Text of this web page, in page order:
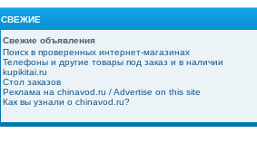
СВЕЖИЕ
Свежие объявления
Поиск в проверенных интернет-магазинах
Телефоны и другие товары под заказ и в наличии
kupikitai.ru
Стол заказов
Реклама на chinavod.ru / Advertise on this site
Как вы узнали о chinavod.ru?